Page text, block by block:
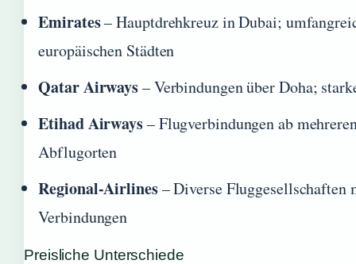
Emirates– Hauptdrehkreuz in Dubai;
europäischen Städten
Qatar Airways– Verbindungen über Doha;
Etihad Airways– Flugverbindungen ab
Abflugorten
Regional-Airlines– Diverse Fluggesellschaften
Verbindungen
Preisliche Unterschiede